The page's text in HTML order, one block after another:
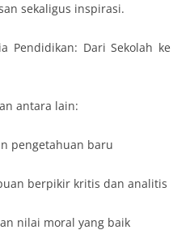
sekaligus inspirasi.
Pendidikan: Dari Sekolah ke
antara lain:
pengetahuan baru
berpikir kritis dan analitis
nilai moral yang baik